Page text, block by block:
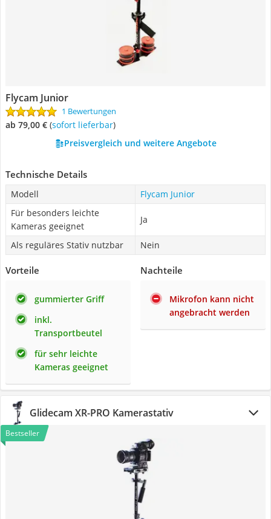
Flycam Junior
1 Bewertungen
ab 79,00 € ( Sofort lieferbar)
Preisvergleich und weitere Angebote
Technische Details
Modell
Flycam Junior
Für besonders leichte
Kameras geeignet
Ja
Als reguläres Stativ nutzbar Nein
Vorteile
gummierter Griff
inkl.
Transportbeutel
für sehr leichte
Kameras geeignet
Nachteile
Mikrofon kann nicht
angebracht werden
Glidecam XR-PRO Kamerastativ
Bestseller